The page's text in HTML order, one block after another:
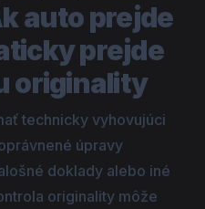
auto prejde
prejde
originality
technicky vyhovujúci
úpravy
doklady alebo iné
originality môže